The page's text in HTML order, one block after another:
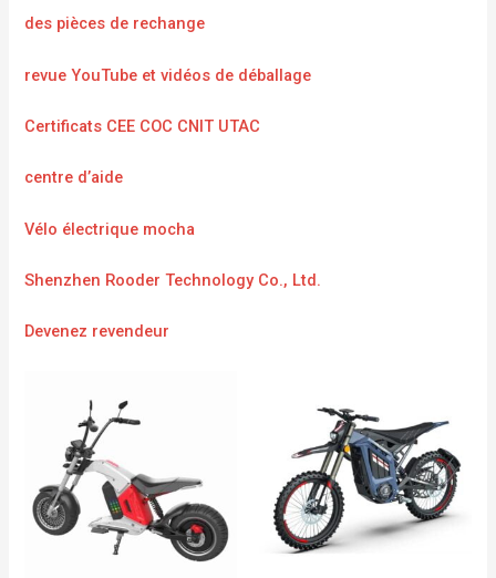
des pièces de rechange
revue YouTube et vidéos de déballage
Certificats CEE COC CNIT UTAC
centre d’aide
Vélo électrique mocha
Shenzhen Rooder Technology Co., Ltd.
Devenez revendeur